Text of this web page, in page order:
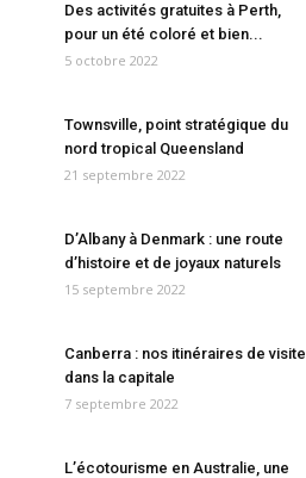
Des activités gratuites à Perth,
pour un été coloré et bien...
5 octobre 2022
Townsville, point stratégique du
nord tropical Queensland
21 septembre 2022
D’Albany à Denmark : une route
d’histoire et de joyaux naturels
15 septembre 2022
Canberra : nos itinéraires de visite
dans la capitale
7 septembre 2022
L’écotourisme en Australie, une